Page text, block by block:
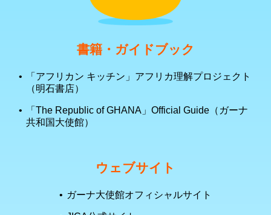
書籍・ガイドブック
「アフリカン キッチン」アフリカ理解プロジェクト
（明石書店）
「The Republic of GHANA」Official Guide（ガーナ
共和国大使館）
ウェブサイト
ガーナ大使館オフィシャルサイト